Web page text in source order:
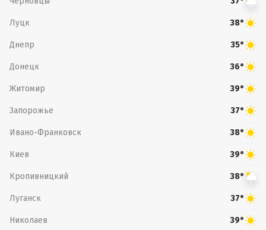
Луцк 38°
Днепр 35°
Донецк 36°
Житомир 39°
Запорожье 37°
Ивано-Франковск 38°
Киев 39°
Кропивницкий 38°
Луганск 37°
Николаев 39°